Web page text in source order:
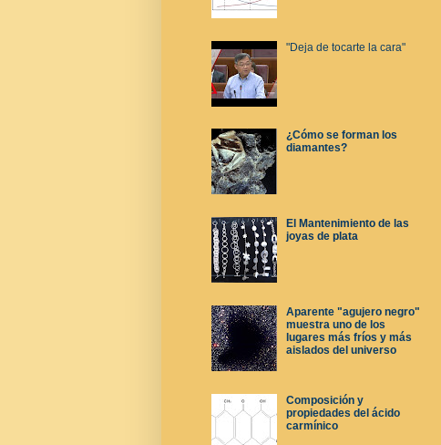
"Deja de tocarte la cara"
¿Cómo se forman los
diamantes?
El Mantenimiento de las
joyas de plata
Aparente "agujero negro"
muestra uno de los
lugares más fríos y más
aislados del universo
Composición y
propiedades del ácido
carmínico